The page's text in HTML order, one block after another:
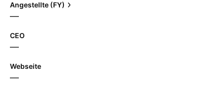
Angestellte (FY)
—
CEO
—
Webseite
—